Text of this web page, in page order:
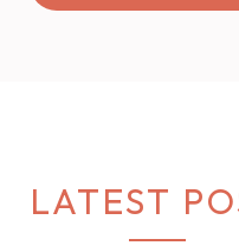
LATEST